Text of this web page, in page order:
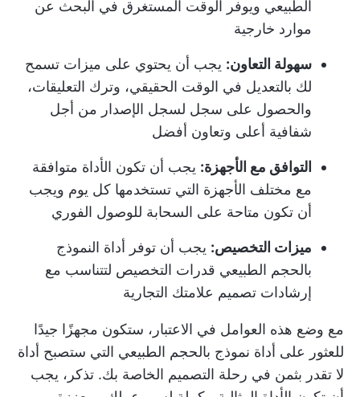
الطبيعي ويوفر الوقت المستغرق في البحث عن
موارد خارجية
سهولة التعاون: يجب أن يحتوي على ميزات تسمح
لك بالتعديل في الوقت الحقيقي، وترك التعليقات،
والحصول على سجل لسجل الإصدار من أجل
شفافية أعلى وتعاون أفضل
التوافق مع الأجهزة: يجب أن تكون الأداة متوافقة
مع مختلف الأجهزة التي تستخدمها كل يوم ويجب
أن تكون متاحة على السحابة للوصول الفوري
ميزات التخصيص: يجب أن توفر أداة النموذج
بالحجم الطبيعي قدرات التخصيص لتتناسب مع
إرشادات تصميم علامتك التجارية
مع وضع هذه العوامل في الاعتبار، ستكون مجهزًا جيدًا
للعثور على أداة نموذج بالحجم الطبيعي التي ستصبح أداة
لا تقدر بثمن في رحلة التصميم الخاصة بك. تذكر، يجب